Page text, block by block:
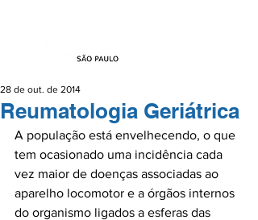
Reumatologia Geriátrica
28 de out. de 2014
A população está envelhecendo, o que
tem ocasionado uma incidência cada
vez maior de doenças associadas ao
aparelho locomotor e a órgãos internos
do organismo ligados a esferas das